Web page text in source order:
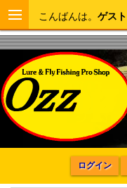
こんばんは。 ゲスト
ログイン